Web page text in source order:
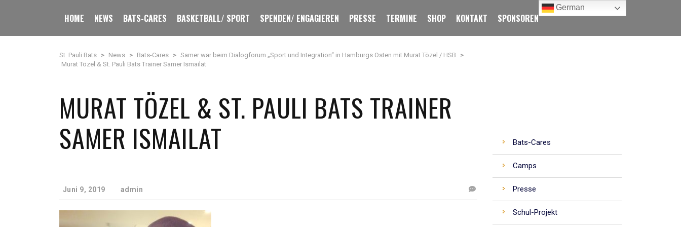
HOME NEWS BATS-CARES BASKETBALL/ SPORT SPENDEN/ ENGAGIEREN PRESSE TERMINE SHOP KONTAKT SPONSOREN
St. Pauli Bats > News > Bats-Cares > Samer war beim Dialogforum „Sport und Integration“ in Hamburgs Osten mit Murat Tözel / HSB
>
Murat Tözel & St. Pauli Bats Trainer Samer Ismailat
MURAT TÖZEL & ST. PAULI BATS TRAINER
SAMER ISMAILAT
Juni 9, 2019 admin
Bats-Cares
Camps
Presse
Schul-Projekt
German